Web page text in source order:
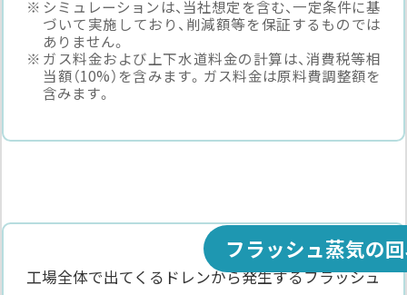
シミュレーションは、当社想定を含む、一定条件に基
づいて実施しており、削減額等を保証するものでは
ありません。
ガス料金および上下水道料金の計算は、消費税等相
当額（10%）を含みます。ガス料金は原料費調整額を
含みます。
フラッシュ蒸気の
工場全体で出てくるドレンから発生するフラッシュ